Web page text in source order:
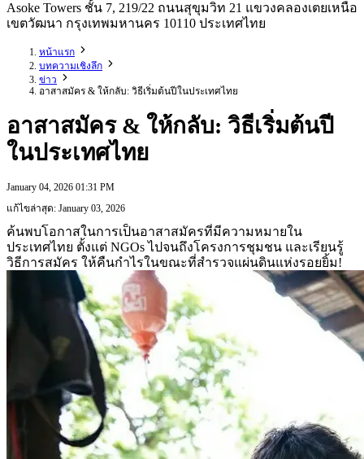
Asoke Towers ชั้น 7, 219/22 ถนนสุขุมวิท 21 แขวงคลองเตยเหนือ
เขตวัฒนา กรุงเทพมหานคร 10110 ประเทศไทย
หน้าแรก
บทความเชิงลึก
ข่าว
อาสาสมัคร & ให้กลับ: วิธีเริ่มต้นปีในประเทศไทย
อาสาสมัคร & ให้กลับ: วิธีเริ่มต้นปี
ในประเทศไทย
January 04, 2026 01:31 PM
แก้ไขล่าสุด: January 03, 2026
ค้นพบโอกาสในการเป็นอาสาสมัครที่มีความหมายใน
ประเทศไทย ตั้งแต่ NGOs ไปจนถึงโครงการชุมชน และเรียนรู้
วิธีการสมัคร ให้คืนกำไรในขณะที่สำรวจแผ่นดินแห่งรอยยิ้ม!